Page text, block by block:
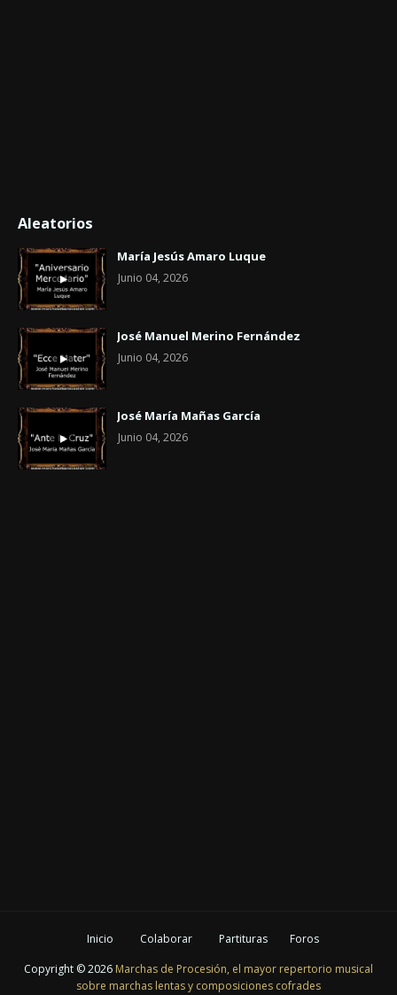
Aleatorios
María Jesús Amaro Luque
Junio 04, 2026
José Manuel Merino Fernández
Junio 04, 2026
José María Mañas García
Junio 04, 2026
Inicio Colaborar Partituras
Foros
Copyright ©2026 Marchas de Procesión, el mayor repertorio musical
sobre marchas lentas y composiciones cofrades